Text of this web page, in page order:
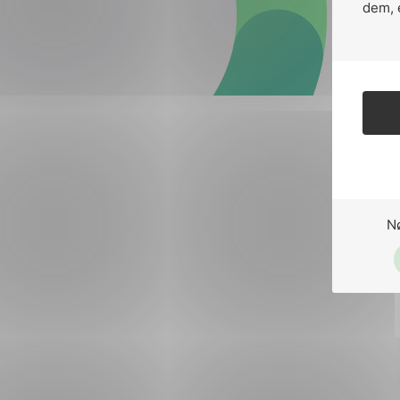
dem,
Forsvar og beredskap
Industri og automatisering
Lavspenning
Maritime elinstallasjoner